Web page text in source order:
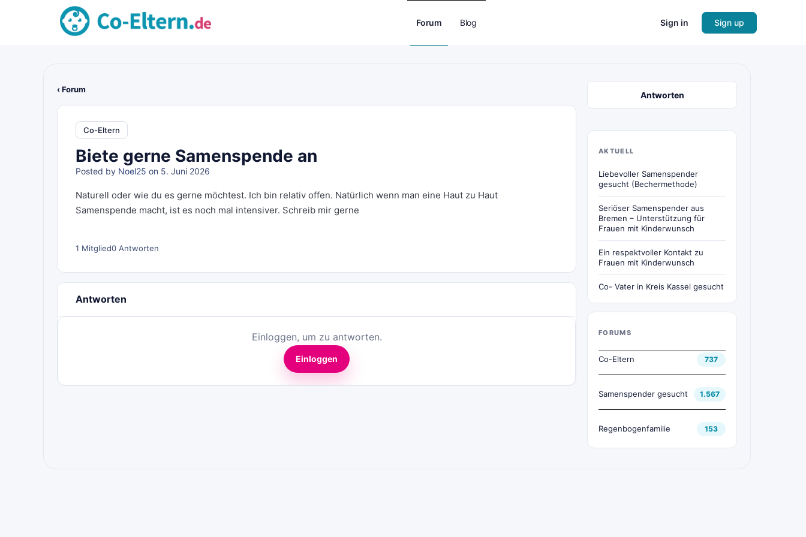
Forum Blog Sign in Sign up
‹ Forum
Co-Eltern
Biete gerne Samenspende an
Posted by Noel25 on 5. Juni 2026
Naturell oder wie du es gerne möchtest. Ich bin relativ offen. Natürlich wenn man eine Haut zu Haut
Samenspende macht, ist es noch mal intensiver. Schreib mir gerne
1 Mitglied0 Antworten
Antworten
Einloggen, um zu antworten.
Einloggen
Antworten
AKTUELL
Liebevoller Samenspender
gesucht (Bechermethode)
Seriöser Samenspender aus
Bremen – Unterstützung für
Frauen mit Kinderwunsch
Ein respektvoller Kontakt zu
Frauen mit Kinderwunsch
Co- Vater in Kreis Kassel gesucht
FORUMS
Co-Eltern 737
Samenspender gesucht 1.567
Regenbogenfamilie 153